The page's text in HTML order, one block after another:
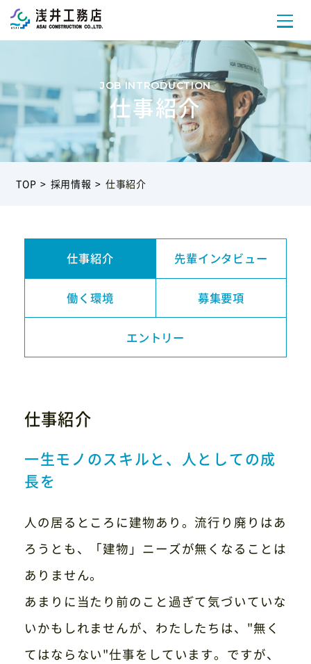
事業案内
浅井工務店の強み
施工実績
提案事例
会社案内
お問い合わせ
（電話受付時間 8:00〜17:00）
仕事紹介
TOP 採用情報 仕事紹介
仕事紹介 先輩インタビュー
働く環境 募集要項
エントリー
仕事紹介
一生モノのスキルと、人としての成
長を
人の居るところに建物あり。流行り廃りはあ
ろうとも、「建物」ニーズが無くなることは
ありません。
あまりに当たり前のこと過ぎて気づいていな
いかもしれませんが、わたしたちは、"無く
てはならない"仕事をしています。ですが、